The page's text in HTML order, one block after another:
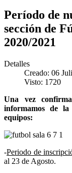
Período de
sección de
2020/2021
Detalles
Creado: 06
Visto: 1720
Una vez
informamos de
equipos:
-Periodo de
al 23 de Agosto.